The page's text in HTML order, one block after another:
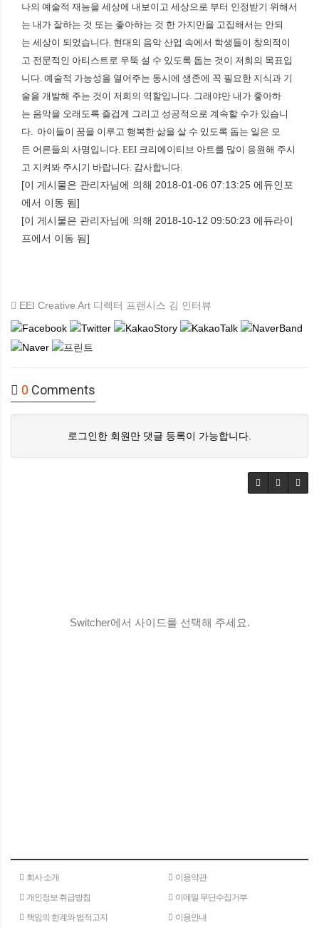
나의 예술적 재능을 세상에 내보이고 세상으로 부터 인정받기 위해서
는 내가 잘하는 것 또는 좋아하는 것 한 가지만을 고집해서는 안되
는 세상이 되었습니다. 현대의 음악 산업 속에서 학생들이 창의적이
고 전문적인 아티스트로 우뚝 설 수 있도록 돕는 것이 저희의 목표입
니다. 예술적 가능성을 열어주는 동시에 생존에 꼭 필요한 지식과 기
술을 개발해 주는 것이 저희의 역할입니다. 그래야만 내가 좋아하
는 음악을 오래도록 즐겁게 그리고 성공적으로 계속할 수가 있습니
다. 아이들이 꿈을 이루고 행복한 삶을 살 수 있도록 돕는 일은 모
든 어른들의 사명입니다. EEI 크리에이티브 아트를 많이 응원해 주시
고 지켜봐 주시기 바랍니다. 감사합니다.
[이 게시물은 관리자님에 의해 2018-01-06 07:13:25 에듀인포
에서 이동 됨]
[이 게시물은 관리자님에 의해 2018-10-12 09:50:23 에듀라이
프에서 이동 됨]
EEI Creative Art 디렉터 프랜시스 김 인터뷰
0 Comments
로그인한 회원만 댓글 등록이 가능합니다.
Switcher에서 사이드를 선택해 주세요.
회사 소개
이용약관
개인정보 취급방침
이메일 무단수집거부
책임의 한계와 법적고지
이용안내